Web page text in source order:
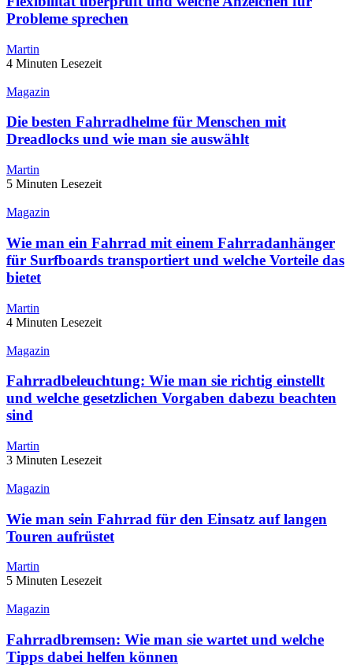
Probleme sprechen
Martin
4 Minuten Lesezeit
Magazin
Die besten Fahrradhelme für Menschen mit
Dreadlocks und wie man sie auswählt
Martin
5 Minuten Lesezeit
Magazin
Wie man ein Fahrrad mit einem Fahrradanhänger
für Surfboards transportiert und welche Vorteile das
bietet
Martin
4 Minuten Lesezeit
Magazin
Fahrradbeleuchtung: Wie man sie richtig einstellt
und welche gesetzlichen Vorgaben dabezu beachten
sind
Martin
3 Minuten Lesezeit
Magazin
Wie man sein Fahrrad für den Einsatz auf langen
Touren aufrüstet
Martin
5 Minuten Lesezeit
Magazin
Fahrradbremsen: Wie man sie wartet und welche
Tipps dabei helfen können